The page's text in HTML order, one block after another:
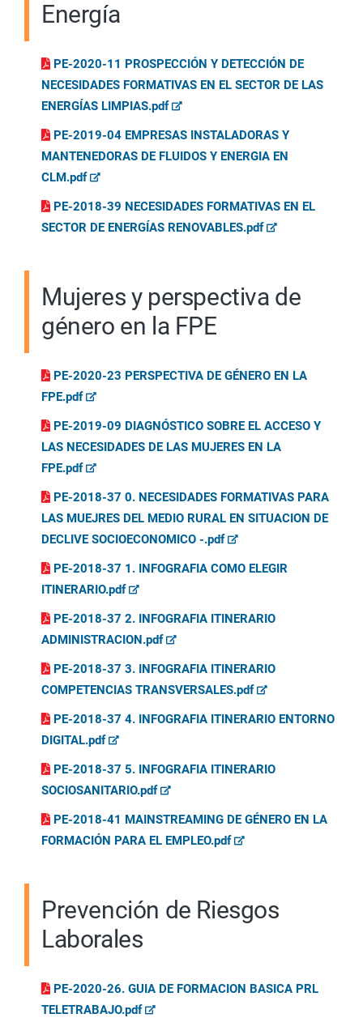
Energía
PE-2020-11 PROSPECCIÓN Y DETECCIÓN DE
NECESIDADES FORMATIVAS EN EL SECTOR DE LAS
ENERGÍAS LIMPIAS.pdf
PE-2019-04 EMPRESAS INSTALADORAS Y
MANTENEDORAS DE FLUIDOS Y ENERGIA EN
CLM.pdf
PE-2018-39 NECESIDADES FORMATIVAS EN EL
SECTOR DE ENERGÍAS RENOVABLES.pdf
Mujeres y perspectiva de
género en la FPE
PE-2020-23 PERSPECTIVA DE GÉNERO EN LA
FPE.pdf
PE-2019-09 DIAGNÓSTICO SOBRE EL ACCESO Y
LAS NECESIDADES DE LAS MUJERES EN LA
FPE.pdf
PE-2018-37 0. NECESIDADES FORMATIVAS PARA
LAS MUEJRES DEL MEDIO RURAL EN SITUACION DE
DECLIVE SOCIOECONOMICO -.pdf
PE-2018-37 1. INFOGRAFIA COMO ELEGIR
ITINERARIO.pdf
PE-2018-37 2. INFOGRAFIA ITINERARIO
ADMINISTRACION.pdf
PE-2018-37 3. INFOGRAFIA ITINERARIO
COMPETENCIAS TRANSVERSALES.pdf
PE-2018-37 4. INFOGRAFIA ITINERARIO ENTORNO
DIGITAL.pdf
PE-2018-37 5. INFOGRAFIA ITINERARIO
SOCIOSANITARIO.pdf
PE-2018-41 MAINSTREAMING DE GÉNERO EN LA
FORMACIÓN PARA EL EMPLEO.pdf
Prevención de Riesgos
Laborales
PE-2020-26. GUIA DE FORMACION BASICA PRL
TELETRABAJO.pdf